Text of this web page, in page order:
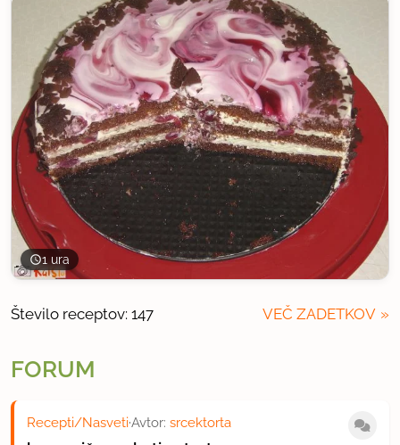
1 ura
Število receptov: 147 VEČ ZADETKOV
FORUM
Recepti/Nasveti·Avtor: srcektorta